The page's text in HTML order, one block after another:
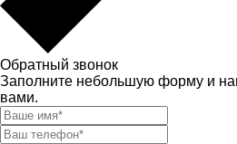
Обратный звонок
Заполните небольшую форму и
вами.